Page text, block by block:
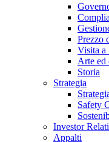
Prezzo
Visita a
Arte ed
Storia
Strategia
Safety
Investor
Appalti